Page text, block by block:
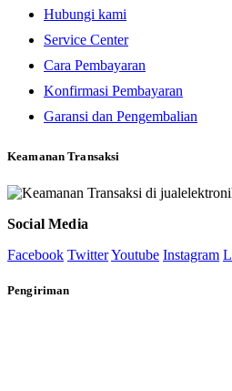
Hubungi kami
Service Center
Cara Pembayaran
Konfirmasi Pembayaran
Garansi dan Pengembalian
Keamanan Transaksi
Social Media
Facebook TwitterYoutube Instagram
Pengiriman